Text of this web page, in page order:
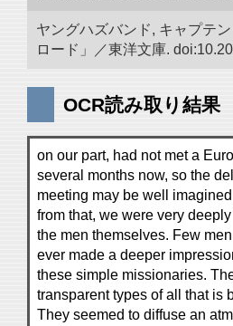
ヤングハズバンド, キャプテ
ロード」／東洋文庫.
OCR読み取り結果
on our part, had not met a
several months now, so the
meeting may be well
from that, we were very
the men themselves. Few
ever made a deeper
these simple missionaries.
transparent types of all that is
They seemed to diffuse an